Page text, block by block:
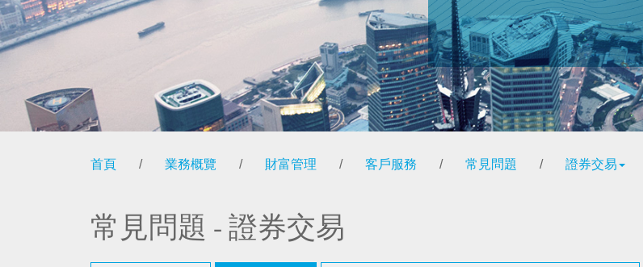
首頁 / 業務概覽 / 財富管理 / 客戶服務 / 常見問題 / 證券交易
常見問題 - 證券交易